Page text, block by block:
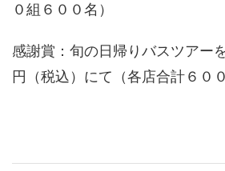
０組６００名）
感謝賞：旬の日帰りバスツアー
円（税込）にて（各店合計６０